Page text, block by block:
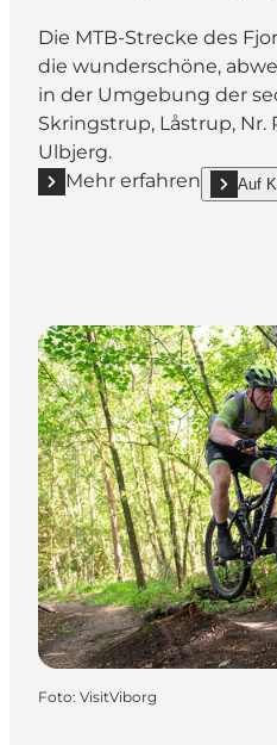
Die MTB-Strecke des
die wunderschöne,
in der Umgebung der
Skringstrup, Låstrup,
Ulbjerg.
Mehr erfahren
Mehr erfahren "MTB Auf
show
Foto: VisitViborg